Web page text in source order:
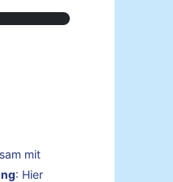
mit
: Hier